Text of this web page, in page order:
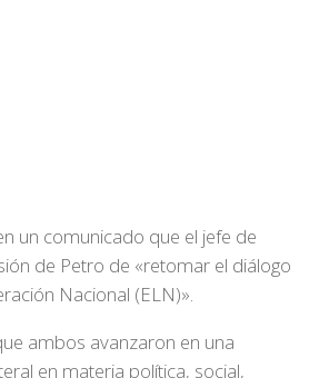
un comunicado que el jefe de
de Petro de «retomar el diálogo
Nacional (ELN)».
ambos avanzaron en una
en materia política, social,